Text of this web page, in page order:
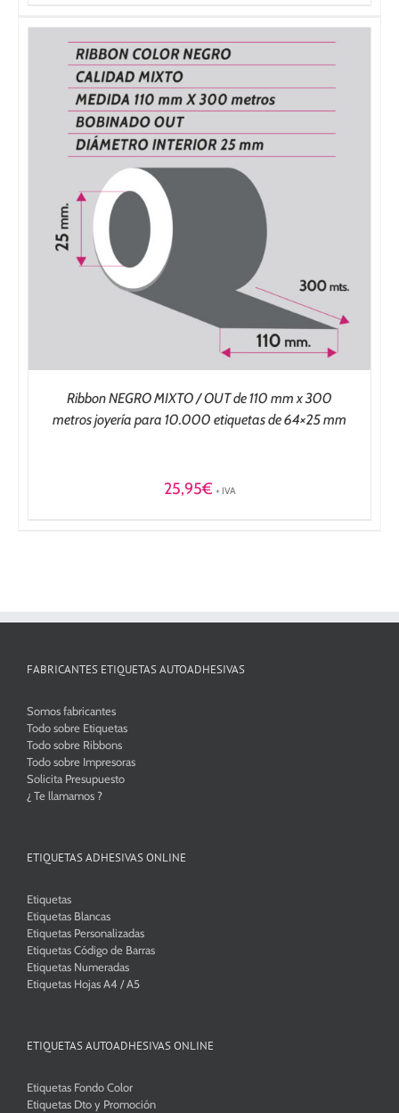
21,96€
Ribbon NEGRO MIXTO / OUT de 110 mm x 300
metros joyería para 10.000 etiquetas de 64×25 mm
25,95€ + IVA
FABRICANTES ETIQUETAS AUTOADHESIVAS
Somos fabricantes
Todo sobre Etiquetas
Todo sobre Ribbons
Todo sobre Impresoras
Solicita Presupuesto
¿ Te llamamos ?
ETIQUETAS ADHESIVAS ONLINE
Etiquetas
Etiquetas Blancas
Etiquetas Personalizadas
Etiquetas Código de Barras
Etiquetas Numeradas
Etiquetas Hojas A4 / A5
ETIQUETAS AUTOADHESIVAS ONLINE
Etiquetas Fondo Color
Etiquetas Dto y Promoción